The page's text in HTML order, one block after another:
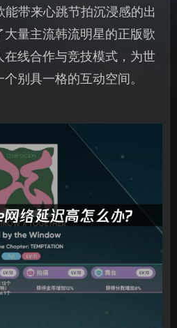
带来心跳节拍沉浸感的出
量主流韩流明星的正版歌
线合作与竞技模式，为世
别具一格的互动空间。